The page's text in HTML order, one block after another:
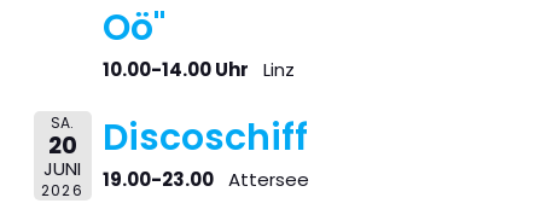
Oö"
10.00-14.00 Uhr Linz
SA.
20
JUNI
2026
Discoschiff
19.00-23.00 Attersee